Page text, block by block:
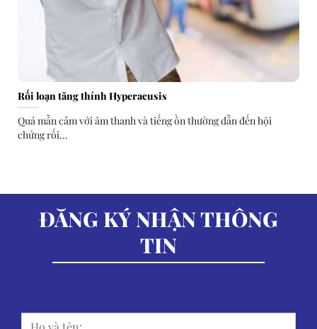
Rối loạn tăng thính Hyperacusis
Quá mẫn cảm với âm thanh và tiếng ồn thường dẫn đến hội
chứng rối...
ĐĂNG KÝ NHẬN THÔNG
TIN